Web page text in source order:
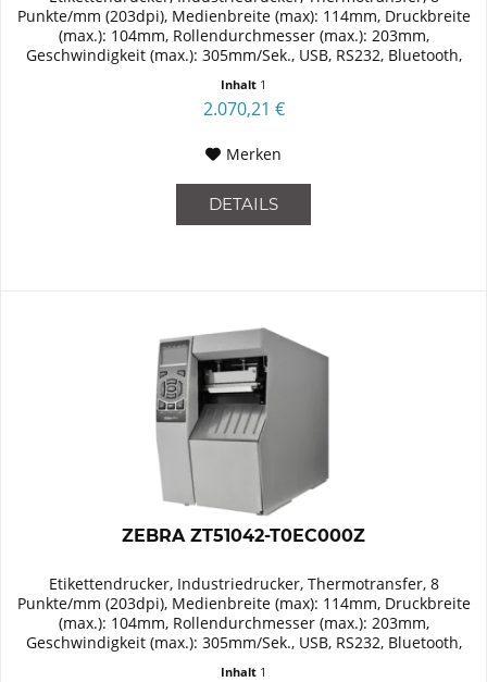
Punkte/mm (203dpi), Medienbreite (max): 114mm, Druckbreite
(max.): 104mm, Rollendurchmesser (max.): 203mm,
Geschwindigkeit (max.): 305mm/Sek., USB, RS232, Bluetooth,
Inhalt 1
2.070,21 €
Merken
DETAILS
ZEBRA ZT51042-T0EC000Z
Etikettendrucker, Industriedrucker, Thermotransfer, 8
Punkte/mm (203dpi), Medienbreite (max): 114mm, Druckbreite
(max.): 104mm, Rollendurchmesser (max.): 203mm,
Geschwindigkeit (max.): 305mm/Sek., USB, RS232, Bluetooth,
Inhalt 1